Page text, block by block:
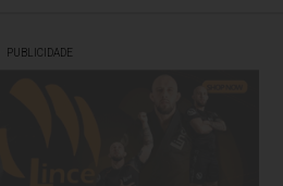
PUBLICIDADE